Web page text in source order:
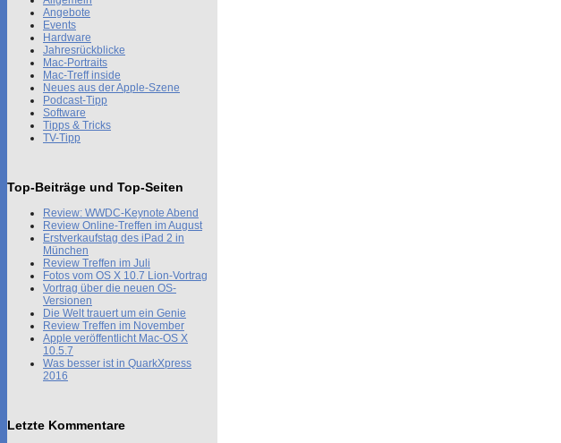
Angebote
Events
Hardware
Jahresrückblicke
Mac-Portraits
Mac-Treff inside
Neues aus der Apple-Szene
Podcast-Tipp
Software
Tipps & Tricks
TV-Tipp
Top-Beiträge und Top-Seiten
Review: WWDC-Keynote Abend
Review Online-Treffen im August
Erstverkaufstag des iPad 2 in
München
Review Treffen im Juli
Fotos vom OS X 10.7 Lion-Vortrag
Vortrag über die neuen OS-
Versionen
Die Welt trauert um ein Genie
Review Treffen im November
Apple veröffentlicht Mac-OS X
10.5.7
Was besser ist in QuarkXpress
2016
Letzte Kommentare